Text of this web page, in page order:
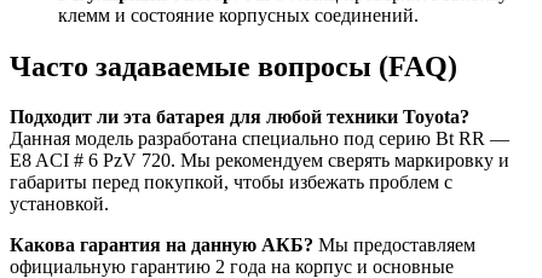
клемм и состояние корпусных соединений.
Часто задаваемые вопросы (FAQ)
Подходит ли эта батарея для любой техники Toyota?
Данная модель разработана специально под серию Bt RR —
E8 ACI # 6 PzV 720. Мы рекомендуем сверять маркировку и
габариты перед покупкой, чтобы избежать проблем с
установкой.
Какова гарантия на данную АКБ? Мы предоставляем
официальную гарантию 2 года на корпус и основные